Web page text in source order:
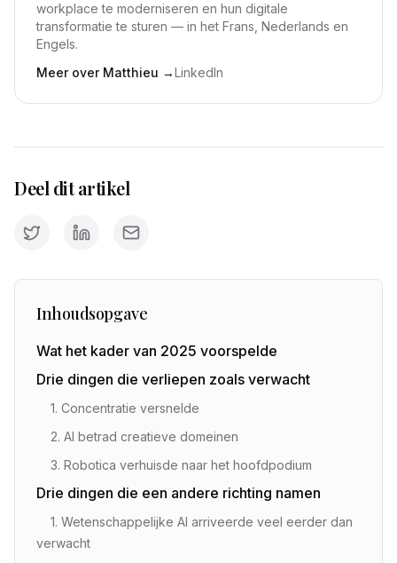
Inhoudsopgave
Wat het kader van 2025 voorspelde
Drie dingen die verliepen zoals verwacht
1. Concentratie versnelde
2. AI betrad creatieve domeinen
3. Robotica verhuisde naar het hoofdpodium
Drie dingen die een andere richting namen
1. Wetenschappelijke AI arriveerde veel eerder dan
verwacht
workplace te moderniseren en hun digitale
transformatie te sturen — in het Frans, Nederlands en
Engels.
Meer over Matthieu →LinkedIn
Deel dit artikel